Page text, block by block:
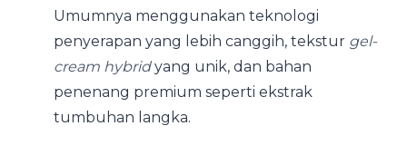
Umumnya menggunakan teknologi
penyerapan yang lebih canggih, tekstur gel-
cream hybridyang unik, dan bahan
penenang premium seperti ekstrak
tumbuhan langka.